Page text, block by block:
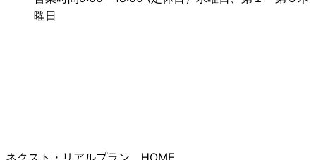
曜日
ネクスト・リアルプラン HOME